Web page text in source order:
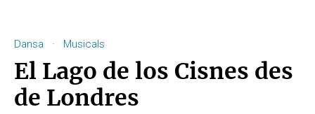
Dansa · Musicals
El Lago de los Cisnes des
de Londres